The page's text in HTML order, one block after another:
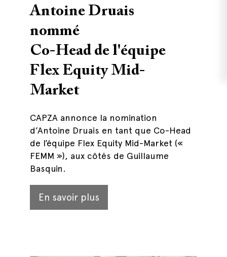
Antoine Druais
nommé
Co-Head de l'équipe
Flex Equity Mid-
Market
CAPZA annonce la nomination
d’Antoine Druais en tant que Co-Head
de l’équipe Flex Equity Mid-Market («
FEMM »), aux côtés de Guillaume
Basquin.
En savoir plus